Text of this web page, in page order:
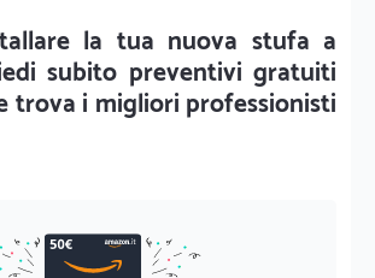
la tua nuova stufa a
subito preventivi gratuiti
trova i migliori professionisti